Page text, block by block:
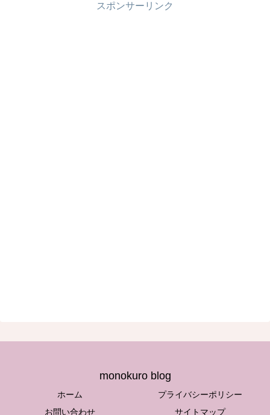
スポンサーリンク
monokuro blog
ホーム
プライバシーポリシー
お問い合わせ
サイトマップ